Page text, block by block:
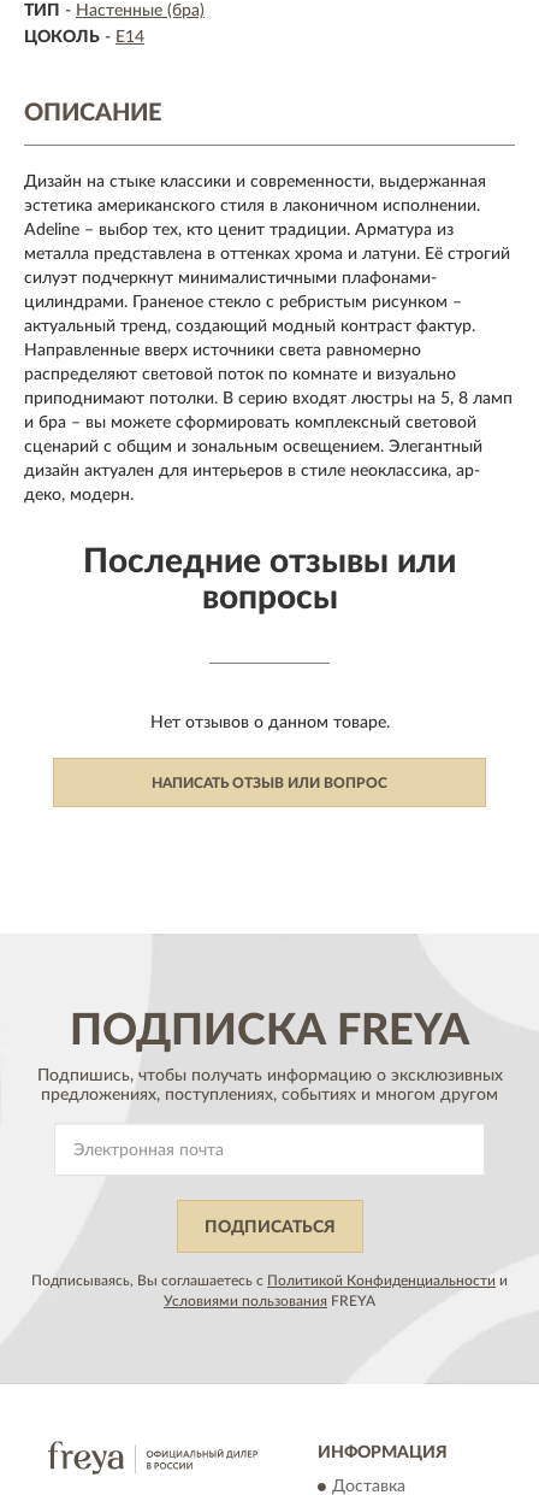
ТИП - Настенные (бра)
ЦОКОЛЬ - E14
ОПИСАНИЕ
Дизайн на стыке классики и современности, выдержанная
эстетика американского стиля в лаконичном исполнении.
Adeline – выбор тех, кто ценит традиции. Арматура из
металла представлена в оттенках хрома и латуни. Её строгий
силуэт подчеркнут минималистичными плафонами-
цилиндрами. Граненое стекло с ребристым рисунком –
актуальный тренд, создающий модный контраст фактур.
Направленные вверх источники света равномерно
распределяют световой поток по комнате и визуально
приподнимают потолки. В серию входят люстры на 5, 8 ламп
и бра – вы можете сформировать комплексный световой
сценарий с общим и зональным освещением. Элегантный
дизайн актуален для интерьеров в стиле неоклассика, ар-
деко, модерн.
Последние отзывы или
вопросы
Нет отзывов о данном товаре.
НАПИСАТЬ ОТЗЫВ ИЛИ ВОПРОС
ПОДПИСКА FREYA
Подпишись, чтобы получать информацию о эксклюзивных
предложениях, поступлениях, событиях и многом другом
ПОДПИСАТЬСЯ
Подписываясь, Вы соглашаетесь с Политикой Конфиденциальности и
Условиями пользования FREYA
ИНФОРМАЦИЯ
Доставка